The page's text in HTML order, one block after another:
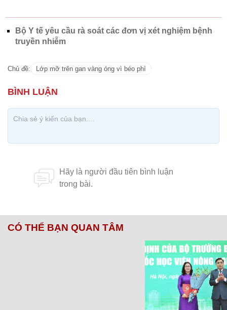
Bộ Y tế yêu cầu rà soát các đơn vị xét nghiệm bệnh
truyền nhiễm
Chủ đề: Lớp mỡ trên gan vàng óng vì béo phì
CÓ THỂ BẠN QUAN TÂM